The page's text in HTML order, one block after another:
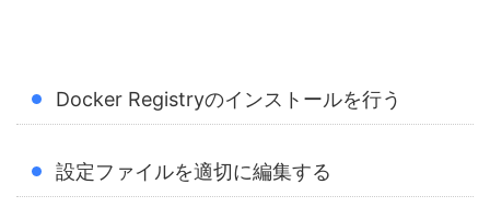
Docker Registryのインストールを行う
設定ファイルを適切に編集する